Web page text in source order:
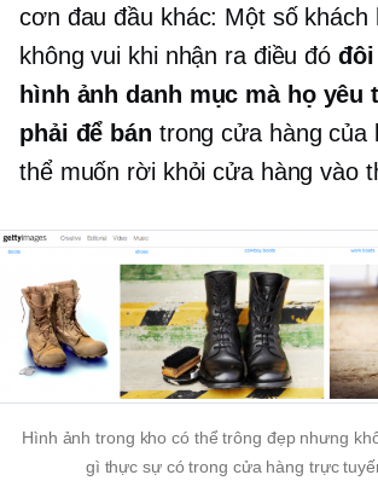
cơn đau đầu khác: Một số khách
không vui khi nhận ra điều đó
hình ảnh danh mục mà họ yêu
phải để bán trong cửa hàng của
thể muốn rời khỏi cửa hàng vào
Hình ảnh trong kho có thể trông đẹp nhưng
gì thực sự có trong cửa hàng trực